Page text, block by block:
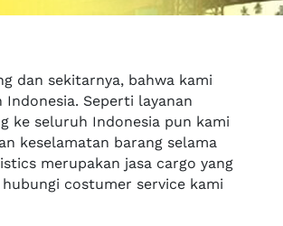
dan sekitarnya, bahwa kami
Seperti layanan
ke seluruh Indonesia pun kami
keselamatan barang selama
merupakan jasa cargo yang
costumer service kami